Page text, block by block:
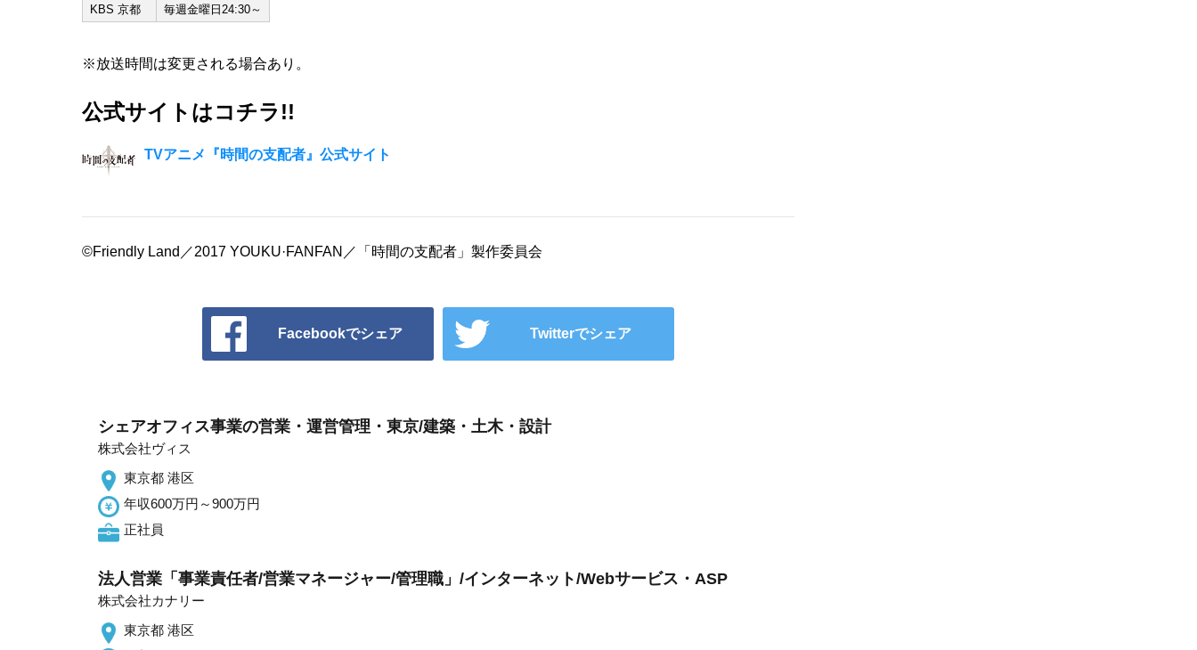
KBS 京都
毎週金曜日24:30～
※放送時間は変更される場合あり。
公式サイトはコチラ!!
TVアニメ『時間の支配者』公式サイト
©Friendly Land／2017 YOUKU·FANFAN／「時間の支配者」製作委員会
Facebookでシェア Twitterでシェア
シェアオフィス事業の営業・運営管理・東京/建築・土木・設計
株式会社ヴィス
東京都 港区
年収600万円～900万円
正社員
法人営業「事業責任者/営業マネージャー/管理職」/インターネット/Webサービス・ASP
株式会社カナリー
東京都 港区